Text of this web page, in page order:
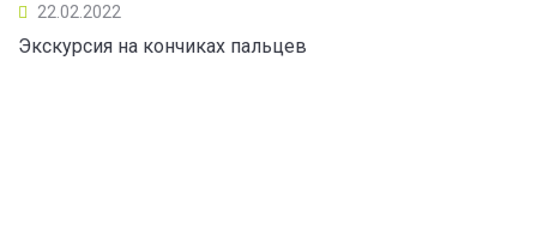
22.02.2022
Экскурсия на кончиках пальцев